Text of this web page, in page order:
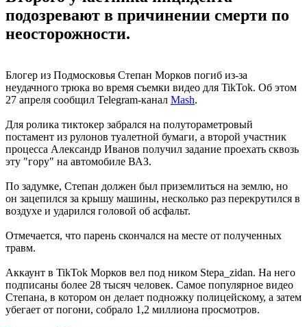
подозревают в причинении смерти по
неосторожности.
Блогер из Подмосковья Степан Морков погиб из-за
неудачного трюка во время съемки видео для TikTok. Об этом
27 апреля сообщил Telegram-канал Mash.
Для ролика тиктокер забрался на полутораметровый
постамент из рулонов туалетной бумаги, а второй участник
процесса Александр Иванов получил задание проехать сквозь
эту "гору" на автомобиле ВАЗ.
По задумке, Степан должен был приземлиться на землю, но
он зацепился за крышу машины, несколько раз перекрутился в
воздухе и ударился головой об асфальт.
Отмечается, что парень скончался на месте от полученных
травм.
Аккаунт в TikTok Морков вел под ником Stepa_zidan. На него
подписаны более 28 тысяч человек. Самое популярное видео
Степана, в котором он делает подножку полицейскому, а затем
убегает от погони, собрало 1,2 миллиона просмотров.